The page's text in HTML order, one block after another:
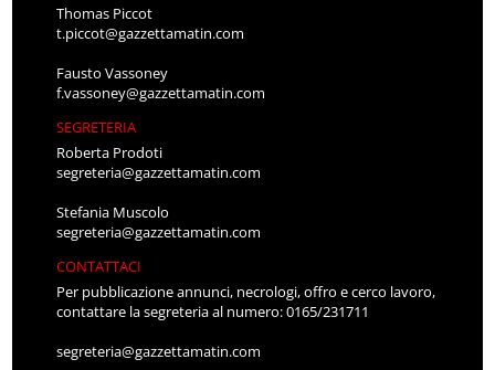
Thomas Piccot
t.piccot@gazzettamatin.com
Fausto Vassoney
f.vassoney@gazzettamatin.com
SEGRETERIA
Roberta Prodoti
segreteria@gazzettamatin.com
Stefania Muscolo
segreteria@gazzettamatin.com
CONTATTACI
Per pubblicazione annunci, necrologi, offro e cerco lavoro,
contattare la segreteria al numero: 0165/231711
segreteria@gazzettamatin.com